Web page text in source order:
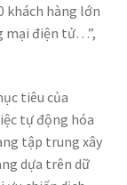
khách hàng lớn
mại điện tử…”,
tiêu của
tự động hóa
tập trung xây
dựa trên dữ